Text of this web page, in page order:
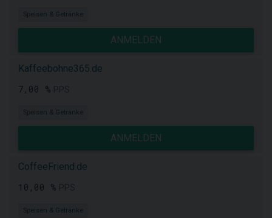
Speisen & Getränke
ANMELDEN
Kaffeebohne365.de
7,00 %
Speisen & Getränke
ANMELDEN
CoffeeFriend.de
10,00 %
Speisen & Getränke